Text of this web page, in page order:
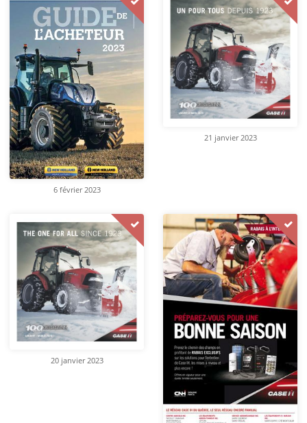
6 février 2023
21 janvier 2023
20 janvier 2023